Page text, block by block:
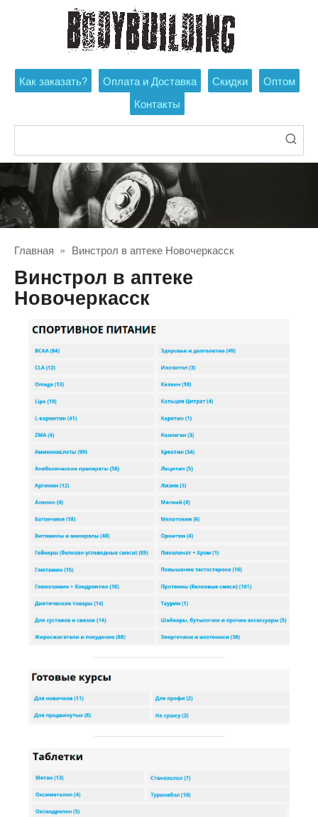
Как заказать? Оплата и Доставка Скидки
Оптом
Контакты
Главная » Винстрол в аптеке Новочеркасск
Винстрол в аптеке
Новочеркасск